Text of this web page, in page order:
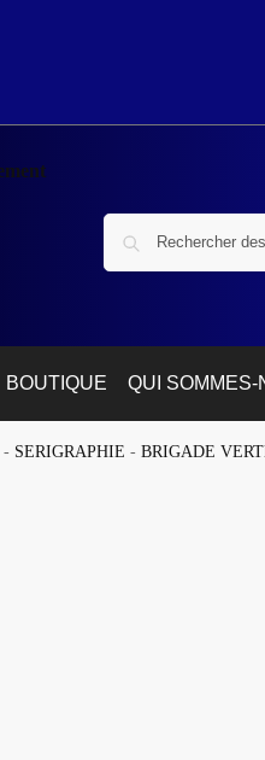
BOUTIQUE QUI SOMMES-
- SERIGRAPHIE -BRIGADE